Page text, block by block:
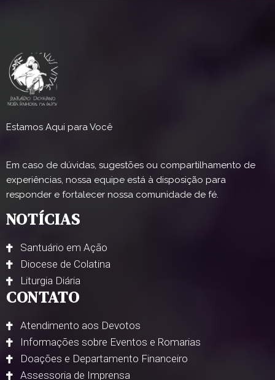
Estamos Aqui para Você
Em caso de dúvidas, sugestões ou compartilhamento de
experiências, nossa equipe está à disposição para
responder e fortalecer nossa comunidade de fé.
NOTÍCIAS
Santuário em Ação
Diocese de Colatina
Liturgia Diária
CONTATO
Atendimento aos Devotos
Informações sobre Eventos e Romarias
Doações e Departamento Financeiro
Assessoria de Imprensa